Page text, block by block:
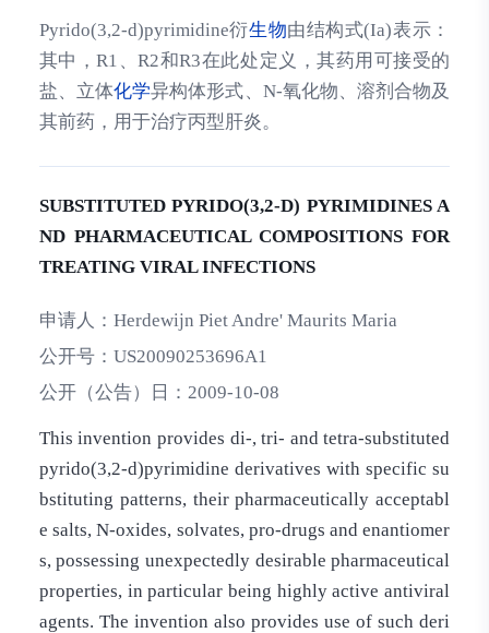
Pyrido(3,2-d)pyrimidine衍生物由结构式(Ia)表示：
其中，R1、R2和R3在此处定义，其药用可接受的
盐、立体化学异构体形式、N-氧化物、溶剂合物及
其前药，用于治疗丙型肝炎。
SUBSTITUTED PYRIDO(3,2-D) PYRIMIDINES A
ND PHARMACEUTICAL COMPOSITIONS FOR
TREATING VIRAL INFECTIONS
申请人： Herdewijn Piet Andre' Maurits Maria
公开号： US20090253696A1
公开（公告）日： 2009-10-08
This invention provides di-, tri- and tetra-substituted
pyrido(3,2-d)pyrimidine derivatives with specific su
bstituting patterns, their pharmaceutically acceptabl
e salts, N-oxides, solvates, pro-drugs and enantiomer
s, possessing unexpectedly desirable pharmaceutical
properties, in particular being highly active antiviral
agents. The invention also provides use of such deri